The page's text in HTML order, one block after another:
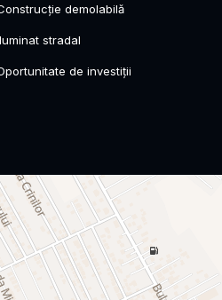
demolabilă
stradal
de investiții